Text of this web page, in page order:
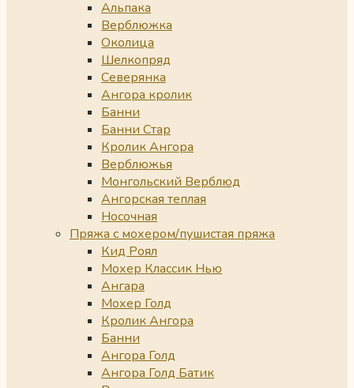
Альпака
Верблюжка
Околица
Шелкопряд
Северянка
Ангора кролик
Банни
Банни Стар
Кролик Ангора
Верблюжья
Монгольский Верблюд
Ангорская теплая
Носочная
Пряжа с мохером/пушистая пряжа
Кид Роял
Мохер Классик Нью
Ангара
Мохер Голд
Кролик Ангора
Банни
Ангора Голд
Ангора Голд Батик